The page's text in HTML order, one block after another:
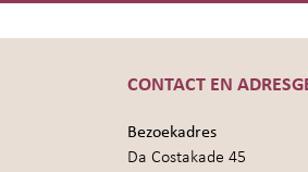
CONTACT EN
Bezoekadres
Da Costakade 45